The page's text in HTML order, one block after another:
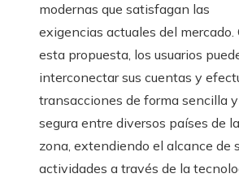
modernas que satisfagan las
exigencias actuales del mercado.
esta propuesta, los usuarios
interconectar sus cuentas y
transacciones de forma sencilla y
segura entre diversos países de la
zona, extendiendo el alcance de
actividades a través de la